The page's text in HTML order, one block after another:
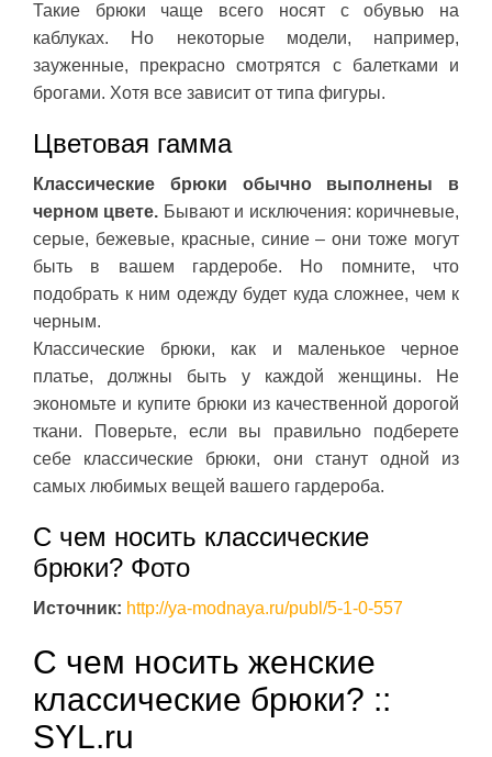
Такие брюки чаще всего носят с обувью на
каблуках. Но некоторые модели, например,
зауженные, прекрасно смотрятся с балетками и
брогами. Хотя все зависит от типа фигуры.
Цветовая гамма
Классические брюки обычно выполнены в
черном цвете. Бывают и исключения: коричневые,
серые, бежевые, красные, синие – они тоже могут
быть в вашем гардеробе. Но помните, что
подобрать к ним одежду будет куда сложнее, чем к
черным.
Классические брюки, как и маленькое черное
платье, должны быть у каждой женщины. Не
экономьте и купите брюки из качественной дорогой
ткани. Поверьте, если вы правильно подберете
себе классические брюки, они станут одной из
самых любимых вещей вашего гардероба.
С чем носить классические
брюки? Фото
Источник: http://ya-modnaya.ru/publ/5-1-0-557
С чем носить женские
классические брюки? ::
SYL.ru